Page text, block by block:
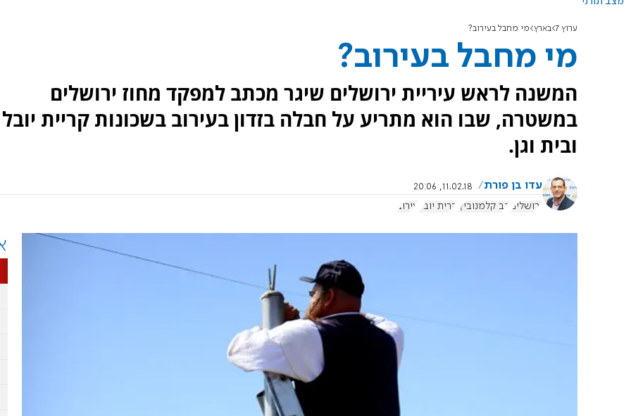
ערוץ 7 בארץ מי מחבל בעירוב?
מי מחבל בעירוב?
המשנה לראש עיריית ירושלים שיגר מכתב למפקד מחוז ירושלים
במשטרה, שבו הוא מתריע על חבלה בזדון בעירוב בשכונות קריית יובל
ובית וגן.
עדו בן פורת
11.02.18, 20:06
ירושלים דב קלמנוביץ' קרית יובל עירוב